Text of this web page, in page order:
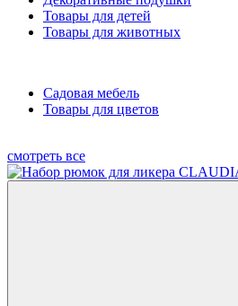
Товары для детей
Товары для животных
Садовая мебель
Товары для цветов
смотреть все